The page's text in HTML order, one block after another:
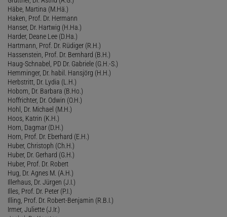
Häbe, Martina (M.Hä.)
Haken, Prof. Dr. Hermann
Hanser, Dr. Hartwig (H.Ha.)
Harder, Deane Lee (D.Ha.)
Hartmann, Prof. Dr. Rüdiger (R.H.)
Hassenstein, Prof. Dr. Bernhard (B.H.)
Haug-Schnabel, PD Dr. Gabriele (G.H.-S.)
Hemminger, Dr. habil. Hansjörg (H.H.)
Herbstritt, Dr. Lydia (L.H.)
Hobom, Dr. Barbara (B.Ho.)
Hoffrichter, Dr. Odwin (O.H.)
Hohl, Dr. Michael (M.H.)
Hoos, Katrin (K.H.)
Horn, Dagmar (D.H.)
Horn, Prof. Dr. Eberhard (E.H.)
Huber, Christoph (Ch.H.)
Huber, Dr. Gerhard (G.H.)
Huber, Prof. Dr. Robert
Hug, Dr. Agnes M. (A.H.)
Illerhaus, Dr. Jürgen (J.I.)
Illes, Prof. Dr. Peter (P.I.)
Illing, Prof. Dr. Robert-Benjamin (R.B.I.)
Irmer, Juliette (J.Ir.)